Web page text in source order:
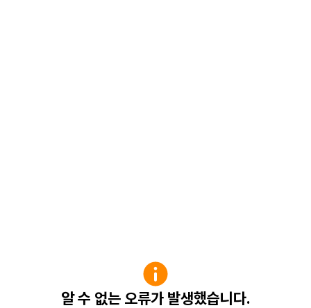
알 수 없는 오류가 발생했습니다.